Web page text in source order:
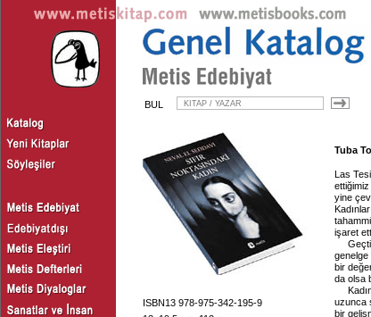
BUL
ISBN13 978-975-342-195-9
Tuba
Las
ettiğimiz
yine
işaret
genelge
bir
da olsa
uzunca
bir